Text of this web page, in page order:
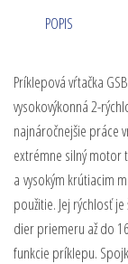
POPIS
Príklepová vŕtačka
vysokovýkonná 2-
najnáročnejšie práce
extrémne silný motor
a vysokým krútiacim
použitie. Jej rýchlosť
dier priemeru až do
funkcie príklepu.